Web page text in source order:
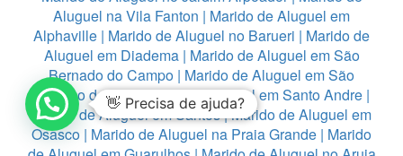
Aluguel na Vila Fanton | Marido de Aluguel em
Alphaville | Marido de Aluguel no Barueri | Marido de
Aluguel em Diadema| Marido de Aluguel em São
Bernado do Campo | Marido de Aluguel em São
caetano do sul|Marido de Aluguel em Santo Andre|
Marido de Aluguel em Santos|Marido de Aluguel em
Osasco | Marido de Aluguel na Praia Grande | Marido
👋 Precisa de ajuda?